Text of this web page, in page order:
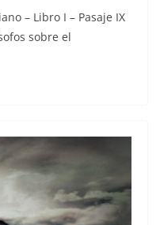
– Libro I – Pasaje IX
sobre el